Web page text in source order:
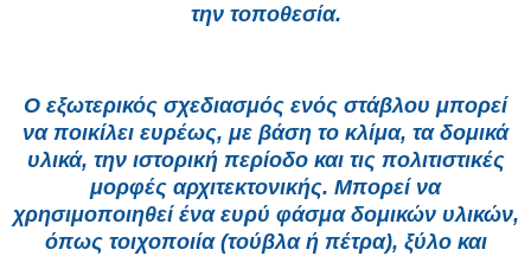
την τοποθεσία.
Ο εξωτερικός σχεδιασμός ενός στάβλου μπορεί
να ποικίλει ευρέως, με βάση το κλίμα, τα δομικά
υλικά, την ιστορική περίοδο και τις πολιτιστικές
μορφές αρχιτεκτονικής. Μπορεί να
χρησιμοποιηθεί ένα ευρύ φάσμα δομικών υλικών,
όπως τοιχοποιία (τούβλα ή πέτρα), ξύλο και